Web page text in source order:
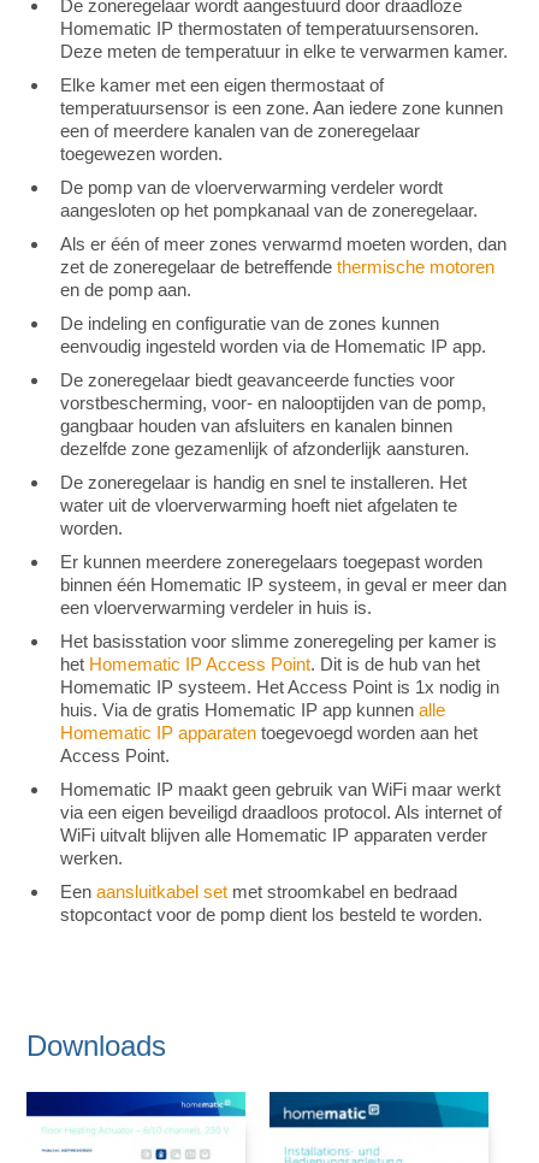
De zoneregelaar wordt aangestuurd door draadloze
Homematic IP thermostaten of temperatuursensoren.
Deze meten de temperatuur in elke te verwarmen kamer.
Elke kamer met een eigen thermostaat of
temperatuursensor is een zone. Aan iedere zone kunnen
een of meerdere kanalen van de zoneregelaar
toegewezen worden.
De pomp van de vloerverwarming verdeler wordt
aangesloten op het pompkanaal van de zoneregelaar.
Als er één of meer zones verwarmd moeten worden, dan
zet de zoneregelaar de betreffende thermische motoren
en de pomp aan.
De indeling en configuratie van de zones kunnen
eenvoudig ingesteld worden via de Homematic IP app.
De zoneregelaar biedt geavanceerde functies voor
vorstbescherming, voor- en nalooptijden van de pomp,
gangbaar houden van afsluiters en kanalen binnen
dezelfde zone gezamenlijk of afzonderlijk aansturen.
De zoneregelaar is handig en snel te installeren. Het
water uit de vloerverwarming hoeft niet afgelaten te
worden.
Er kunnen meerdere zoneregelaars toegepast worden
binnen één Homematic IP systeem, in geval er meer dan
een vloerverwarming verdeler in huis is.
Het basisstation voor slimme zoneregeling per kamer is
het Homematic IP Access Point. Dit is de hub van het
Homematic IP systeem. Het Access Point is 1x nodig in
huis. Via de gratis Homematic IP app kunnen alle
Homematic IP apparaten toegevoegd worden aan het
Access Point.
Homematic IP maakt geen gebruik van WiFi maar werkt
via een eigen beveiligd draadloos protocol. Als internet of
WiFi uitvalt blijven alle Homematic IP apparaten verder
werken.
Een aansluitkabel set met stroomkabel en bedraad
stopcontact voor de pomp dient los besteld te worden.
Downloads